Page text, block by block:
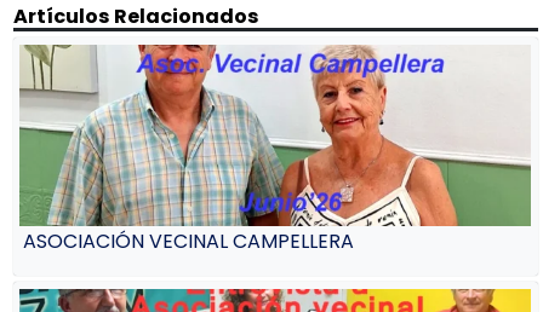
Artículos Relacionados
ASOCIACIÓN VECINAL CAMPELLERA